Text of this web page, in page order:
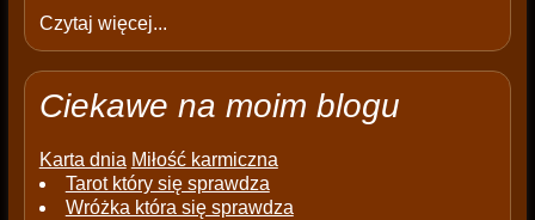
Czytaj więcej...
Ciekawe na moim blogu
Karta dnia Miłość karmiczna
Tarot który się sprawdza
Wróżka która się sprawdza